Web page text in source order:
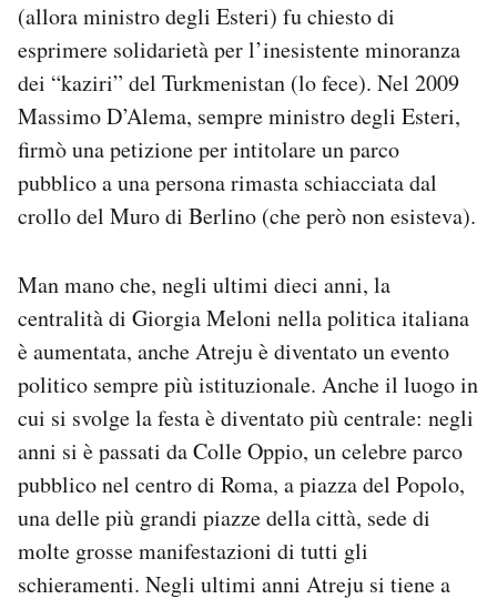
(allora ministro degli Esteri) fu chiesto di
esprimere solidarietà per l’inesistente minoranza
dei “kaziri” del Turkmenistan (lo fece). Nel 2009
Massimo D’Alema, sempre ministro degli Esteri,
firmò una petizione per intitolare un parco
pubblico a una persona rimasta schiacciata dal
crollo del Muro di Berlino (che però non esisteva).
Man mano che, negli ultimi dieci anni, la
centralità di Giorgia Meloni nella politica italiana
è aumentata, anche Atreju è diventato un evento
politico sempre più istituzionale. Anche il luogo in
cui si svolge la festa è diventato più centrale: negli
anni si è passati da Colle Oppio, un celebre parco
pubblico nel centro di Roma, a piazza del Popolo,
una delle più grandi piazze della città, sede di
molte grosse manifestazioni di tutti gli
schieramenti. Negli ultimi anni Atreju si tiene a